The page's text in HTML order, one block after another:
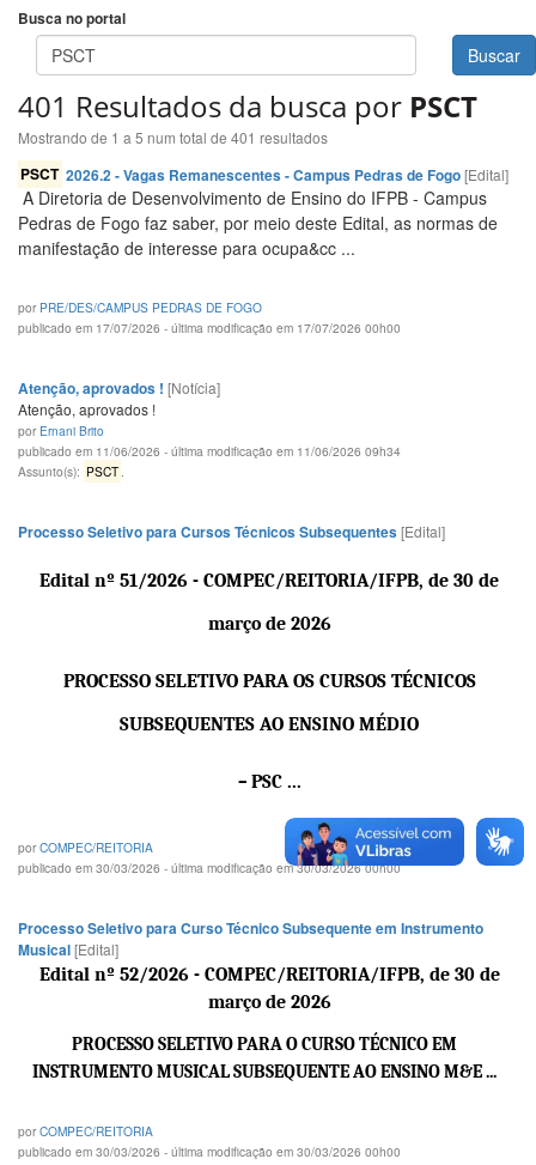
Busca no portal
Buscar
401 Resultados da busca por PSCT
Mostrando de 1 a 5 num total de 401 resultados
PSCT 2026.2 - Vagas Remanescentes - Campus Pedras de Fogo[Edital]
A Diretoria de Desenvolvimento de Ensino do IFPB - Campus
Pedras de Fogo faz saber, por meio deste Edital, as normas de
manifestação de interesse para ocupa&cc ...
por PRE/DES/CAMPUS PEDRAS DE FOGO
publicado em 17/07/2026 - última modificação em 17/07/2026 00h00
Atenção, aprovados ! [Notícia]
Atenção, aprovados !
por Ernani Brito
publicado em 11/06/2026 - última modificação em 11/06/2026 09h34
Assunto(s): PSCT
Processo Seletivo para Cursos Técnicos Subsequentes[Edital]
Edital nº 51/2026 - COMPEC/REITORIA/IFPB, de 30 de
março de 2026
PROCESSO SELETIVO PARA OS CURSOS TÉCNICOS
SUBSEQUENTES AO ENSINO MÉDIO
– PSC ...
porCOMPEC/REITORIA
publicado em 30/03/2026 - última modificação em 30/03/2026 00h00
Processo Seletivo para Curso Técnico Subsequente em Instrumento
Musical[Edital]
Edital nº 52/2026 - COMPEC/REITORIA/IFPB, de 30 de
março de 2026
PROCESSO SELETIVO PARA O CURSO TÉCNICO EM
INSTRUMENTO MUSICALSUBSEQUENTE AO ENSINO M&E ...
porCOMPEC/REITORIA
publicado em 30/03/2026 - última modificação em 30/03/2026 00h00